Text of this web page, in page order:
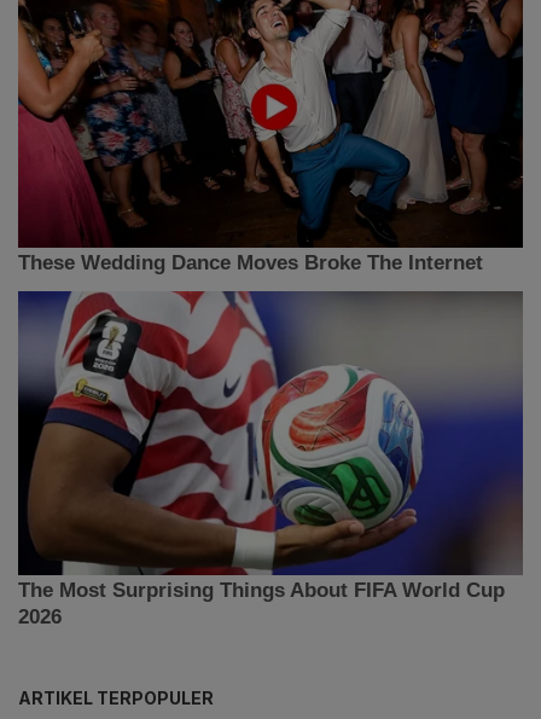
ARTIKEL TERPOPULER